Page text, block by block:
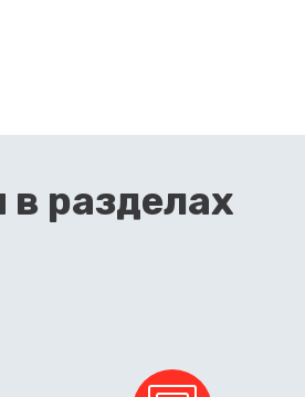
разделах